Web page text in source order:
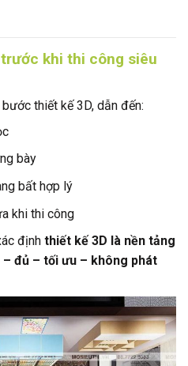
khi thi công siêu
thiết kế 3D, dẫn đến:
bày
bất hợp lý
khi thi công
định thiết kế 3D là nền tảng
đủ – tối ưu – không phát